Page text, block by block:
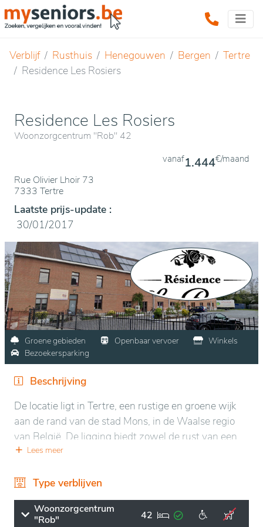
Verblijf Rusthuis Henegouwen Bergen
Tertre
Residence Les Rosiers
Residence Les Rosiers
Woonzorgcentrum "Rob" 42
Rue Olivier Lhoir 73
7333 Tertre
vanaf1.444€/maand
Laatste prijs-update :
30/01/2017
Groene gebieden Openbaar vervoer
Winkels
Bezoekersparking
Beschrijving
De locatie ligt in Tertre, een rustige en groene wijk
aan de rand van de stad Mons, in de Waalse regio
van België. De ligging biedt zowel de rust van een
landelijke omgeving als de nabijheid van de stad,
winkels, diensten en voorzieningen.
De omgeving is ideaal voor ontspanning en welzijn,
met aangename buitenruimtes zoals tuinen en
Lees meer
Type verblijven
Woonzorgcentrum
"Rob"
42